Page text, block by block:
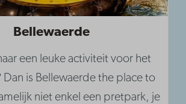
Bellewaerde
een leuke activiteit voor het
Dan is Bellewaerde the place to
niet enkel een pretpark, je